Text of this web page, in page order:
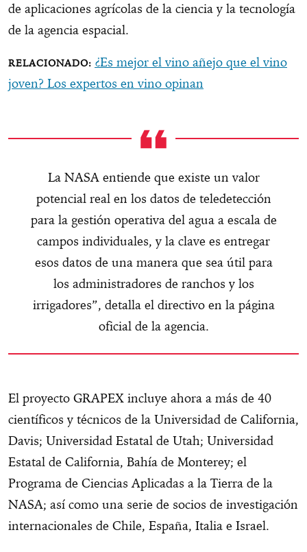
de aplicaciones agrícolas de la ciencia y la tecnología
de la agencia espacial.
¿Es mejor el vino añejo que el vino
joven? Los expertos en vino opinan
La NASA entiende que existe un valor
potencial real en los datos de teledetección
para la gestión operativa del agua a escala de
campos individuales, y la clave es entregar
esos datos de una manera que sea útil para
los administradores de ranchos y los
irrigadores”, detalla el directivo en la página
oficial de la agencia.
El proyecto GRAPEX incluye ahora a más de 40
científicos y técnicos de la Universidad de California,
Davis; Universidad Estatal de Utah; Universidad
Estatal de California, Bahía de Monterey; el
Programa de Ciencias Aplicadas a la Tierra de la
NASA; así como una serie de socios de investigación
internacionales de Chile, España, Italia e Israel.